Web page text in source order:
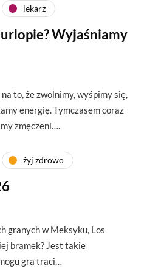
lekarz
Wyjaśniamy
to, że zwolnimy, wyśpimy się,
energię. Tymczasem coraz
zmęczeni….
żyj zdrowo
granych w Meksyku, Los
bramek? Jest takie
gra traci…